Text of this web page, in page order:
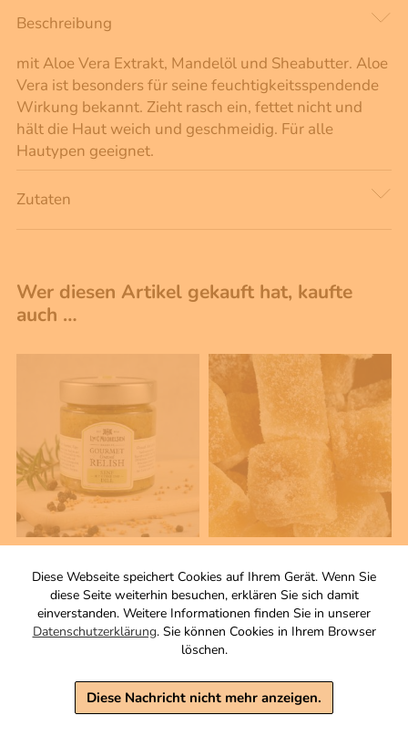
Diese Webseite speichert Cookies auf Ihrem Gerät. Wenn Sie
diese Seite weiterhin besuchen, erklären Sie sich damit
einverstanden. Weitere Informationen finden Sie in unserer
Datenschutzerklärung. Sie können Cookies in Ihrem Browser
löschen.
Diese Nachricht nicht mehr anzeigen.
Beschreibung
mit Aloe Vera Extrakt, Mandelöl und Sheabutter. Aloe
Vera ist besonders für seine feuchtigkeitsspendende
Wirkung bekannt. Zieht rasch ein, fettet nicht und
hält die Haut weich und geschmeidig. Für alle
Hautypen geeignet.
Zutaten
Wer diesen Artikel gekauft hat, kaufte
auch …
Graved-Senf Relish
mit Gurke und Dill
Zutaten
4,80 €
Grundpreis 1 KG: 22,33 €
Warenkorb
Kandierter Ingwer
kristallisiert
Zutaten
4,90 €
Grundpreis 1 KG: 24,50 €
Warenkorb